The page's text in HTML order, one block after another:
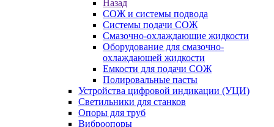
Назад
СОЖ и системы подвода
Системы подачи СОЖ
Смазочно-охлаждающие жидкости
Оборудование для смазочно-
охлаждающей жидкости
Емкости для подачи СОЖ
Полировальные пасты
Устройства цифровой индикации (УЦИ)
Светильники для станков
Опоры для труб
Виброопоры